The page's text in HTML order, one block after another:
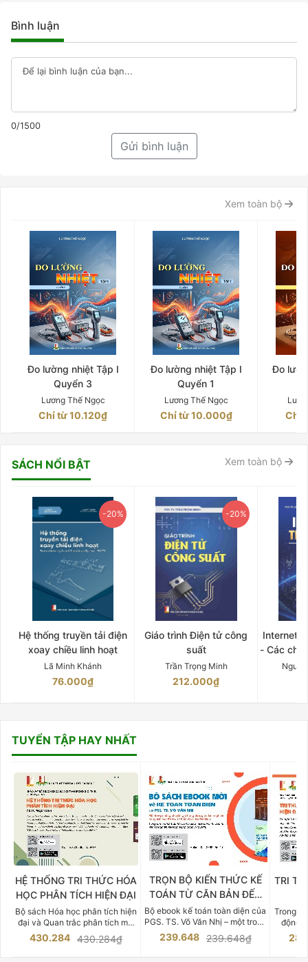
Bình luận
0/1500
Gửi bình luận
Xem toàn bộ
Đo lường nhiệt Tập I
Quyển 3
Lương Thế Ngọc
Chỉ từ 10.120₫
Đo lường nhiệt Tập I
Quyển 1
Lương Thế Ngọc
Chỉ từ 10.000₫
Đo
Chỉ
SÁCH NỔI BẬT Xem toàn bộ
-20%
Hệ thống truyền tải điện
xoay chiều linh hoạt
Lã Minh Khánh
76.000₫
-20%
Giáo trình Điện tử công
suất
Trần Trọng Minh
212.000₫
Internet
- Các
TUYỂN TẬP HAY NHẤT
HỆ THỐNG TRI THỨC HÓA
HỌC PHÂN TÍCH HIỆN ĐẠI
Bộ sách Hóa học phân tích hiện
đại và Quan trắc phân tích môi
trường của Cố Giáo sư, Tiến sĩ
Phạm Luận là một trong những
430.284 430.284₫
TRỌN BỘ KIẾN THỨC KẾ
TOÁN TỪ CĂN BẢN ĐẾN
CHUYÊN SÂU
Bộ ebook kế toán toàn diện của
PGS. TS. Võ Văn Nhị – một trong
những chuyên gia hàng đầu,
giàu kinh nghiệm trong lĩnh vực
239.648 239.648₫
TRI
Trong
động
việc
tế và